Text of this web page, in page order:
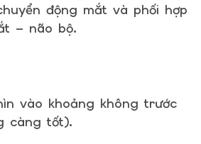
động mắt và phối hợp
– não bộ.
vào khoảng không trước
càng tốt).